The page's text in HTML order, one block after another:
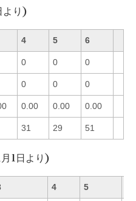
より)
4 5 6
0 0 0
0 0 0
0.00 0.00 0.00
31 29 51
1日より)
4 5